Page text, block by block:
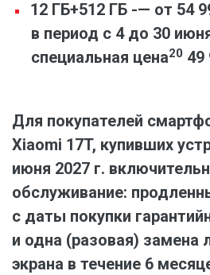
12 ГБ+512 ГБ -— от 54
в период с 4 до 30
специальная цена20 49
Для покупателей
Xiaomi 17T, купивших
июня 2027 г.
обслуживание:
с даты покупки
и одна (разовая) замена
экрана в течение 6